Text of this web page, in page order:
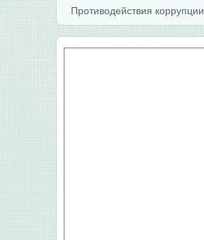
Противодействия коррупции